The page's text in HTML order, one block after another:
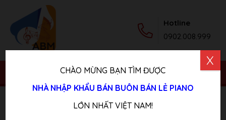
Hotline
0902.008.999
Trang chủ/ Sản phẩm/Piano Điện/ Đàn Piano Yamaha
CHÀO MỪNG BẠN TÌM ĐƯỢC
NHÀ NHẬP KHẨU BÁN BUÔN BÁN LẺ PIANO
LỚN NHẤT VIỆT NAM!
X